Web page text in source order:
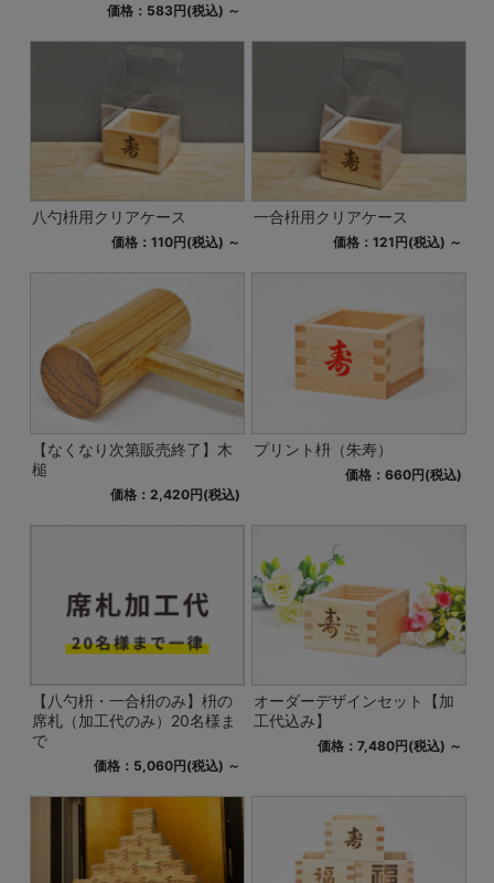
価格：583円(税込) ～
八勺枡用クリアケース
価格：110円(税込) ～
一合枡用クリアケース
価格：121円(税込) ～
【なくなり次第販売終了】木
槌
価格：2,420円(税込)
プリント枡（朱寿）
価格：660円(税込)
【八勺枡・一合枡のみ】枡の
席札（加工代のみ）20名様ま
で
価格：5,060円(税込) ～
オーダーデザインセット【加
工代込み】
価格：7,480円(税込) ～